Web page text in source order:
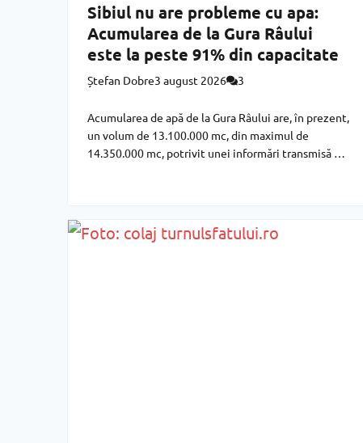
Sibiul nu are probleme cu apa:
Acumularea de la Gura Râului
este la peste 91% din capacitate
Ștefan Dobre3 august 2026 3
Acumularea de apă de la Gura Râului are, în prezent,
un volum de 13.100.000 mc, din maximul de
14.350.000 mc, potrivit unei informări transmisă de